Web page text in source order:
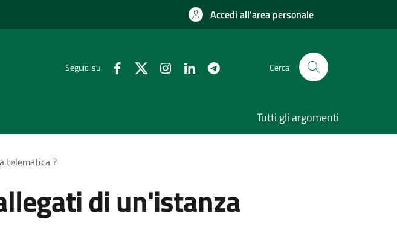
Accedi all'area personale
Seguici su Cerca
Tutti gli argomenti
telematica ?
di un'istanza